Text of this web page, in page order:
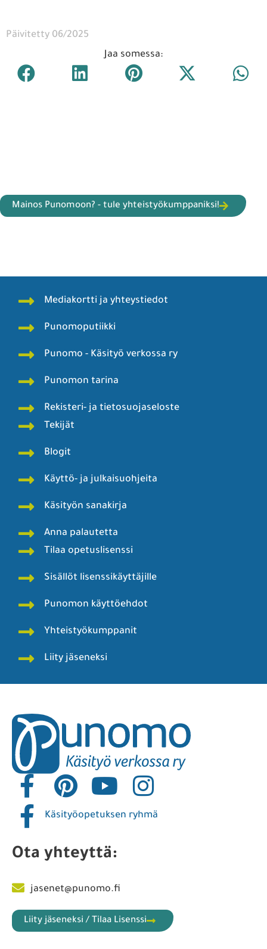
Päivitetty 06/2025
Jaa somessa:
Mainos Punomoon? - tule yhteistyökumppaniksi!
Mediakortti ja yhteystiedot
Punomoputiikki
Punomo - Käsityö verkossa ry
Punomon tarina
Rekisteri- ja tietosuojaseloste
Tekijät
Blogit
Käyttö- ja julkaisuohjeita
Käsityön sanakirja
Anna palautetta
Tilaa opetuslisenssi
Sisällöt lisenssikäyttäjille
Punomon käyttöehdot
Yhteistyökumppanit
Liity jäseneksi
Käsityöopetuksen ryhmä
Ota yhteyttä:
jasenet@punomo.fi
Liity jäseneksi / Tilaa Lisenssi